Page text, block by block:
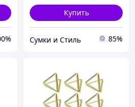
Купить
Сумки и Стиль 85%